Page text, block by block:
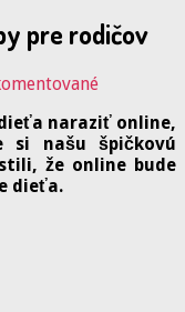
pre rodičov
naraziť online,
si našu špičkovú
že online bude
dieťa.